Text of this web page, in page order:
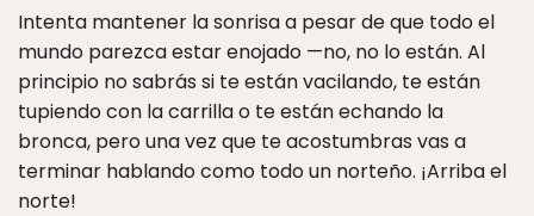
Intenta mantener la sonrisa a pesar de que todo el
mundo parezca estar enojado —no, no lo están. Al
principio no sabrás si te están vacilando, te están
tupiendo con la carrilla o te están echando la
bronca, pero una vez que te acostumbras vas a
terminar hablando como todo un norteño. ¡Arriba el
norte!